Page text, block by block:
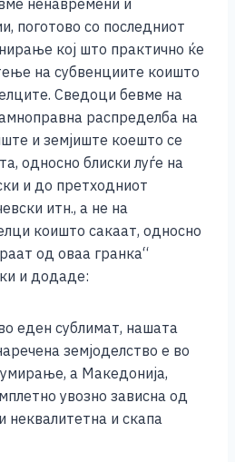
ненавремени и
поготово со последниот
кој што практично ќе
на субвенциите коишто
Сведоци бевме на
распределба на
и земјиште коешто се
односно блиски луѓе на
и до претходниот
итн., а не на
коишто сакаат, односно
од оваа гранка“
и додаде:
еден сублимат, нашата
земјоделство е во
а Македонија,
увозно зависна од
неквалитетна и скапа